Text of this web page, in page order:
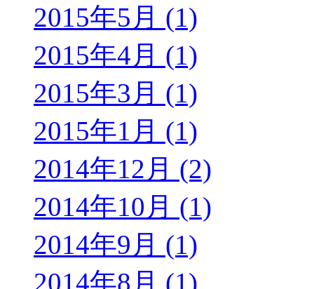
2015年5月 (1)
2015年4月 (1)
2015年3月 (1)
2015年1月 (1)
2014年12月 (2)
2014年10月 (1)
2014年9月 (1)
2014年8月 (1)